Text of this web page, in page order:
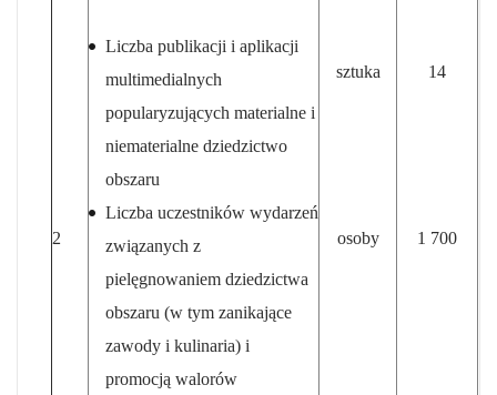
2
Liczba publikacji i aplikacji
multimedialnych
popularyzujących materialne i
niematerialne dziedzictwo
obszaru
Liczba uczestników wydarzeń
związanych z
pielęgnowaniem dziedzictwa
obszaru (w tym zanikające
zawody i kulinaria) i
promocją walorów
sztuka
osoby
14
1 700